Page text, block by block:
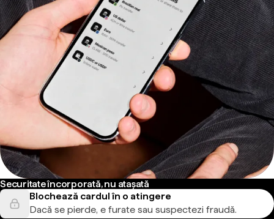
Securitate încorporată, nu atașată
Blochează cardul în o atingere
Dacă se pierde, e furate sau suspectezi fraudă.